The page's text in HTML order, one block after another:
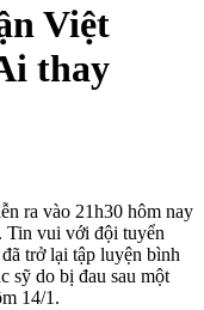
Việt
thay
ra vào 21h30 hôm nay
Tin vui với đội tuyển
trở lại tập luyện bình
sỹ do bị đau sau một
14/1.